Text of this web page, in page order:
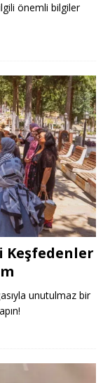
önemli bilgiler
Keşfedenler
unutulmaz bir